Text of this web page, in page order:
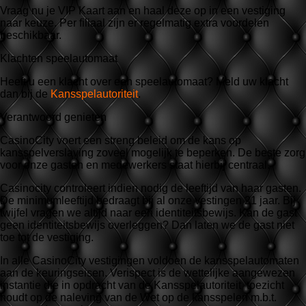
Vraag nu je VIP Kaart aan en haal deze op in een vestiging
naar keuze. Per filiaal zijn er regelmatig extra voordelen
beschikbaar.
Klachten speelautomaat
Heeft u een klacht over een speelautomaat? Meld uw klacht
dan bij de Kansspelautoriteit.
Verantwoord genieten
CasinoCity voert een streng beleid om de kans op
kansspelverslaving zoveel mogelijk te beperken. De beste zorg
voor onze gasten en medewerkers staat hierbij centraal.
Casinocity controleert indien nodig de leeftijd van haar gasten.
De minimumleeftijd bedraagt bij al onze vestingen 21 jaar. Bij
twijfel vragen we altijd naar een identiteitsbewijs. Kan de gast
geen identiteitsbewijs overleggen? Dan laten we de gast niet
toe tot de vestiging.
In alle CasinoCity vestigingen voldoen de kansspelautomaten
aan de keuringseisen. Verispect is de wettelijke aangewezen
instantie die in opdracht van de Kansspelautoriteit toezicht
houdt op de naleving van de Wet op de kansspelen m.b.t.